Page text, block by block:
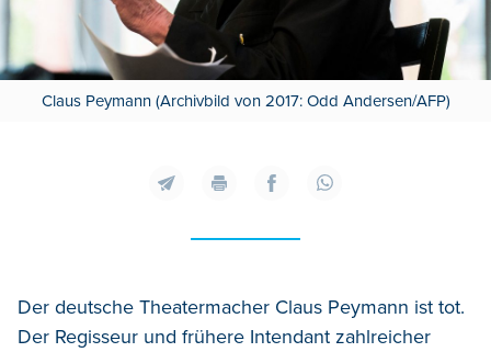
Claus Peymann (Archivbild von 2017: Odd Andersen/AFP)
Der deutsche Theatermacher Claus Peymann ist tot.
Der Regisseur und frühere Intendant zahlreicher